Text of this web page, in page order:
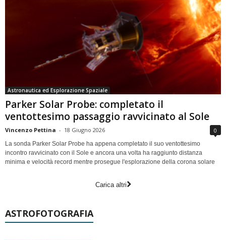
Astronautica ed Esplorazione Spaziale
Parker Solar Probe: completato il
ventottesimo passaggio ravvicinato al Sole
Vincenzo Pettina - 18 Giugno 2026 0
La sonda Parker Solar Probe ha appena completato il suo ventottesimo
incontro ravvicinato con il Sole e ancora una volta ha raggiunto distanza
minima e velocità record mentre prosegue l'esplorazione della corona solare
Carica altri
ASTROFOTOGRAFIA